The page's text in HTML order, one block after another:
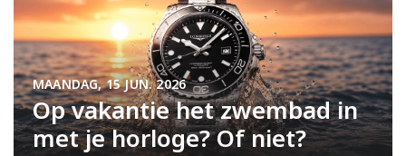
Op vakantie het zwembad in
met je horloge? Of niet?
MAANDAG, 15 JUN. 2026